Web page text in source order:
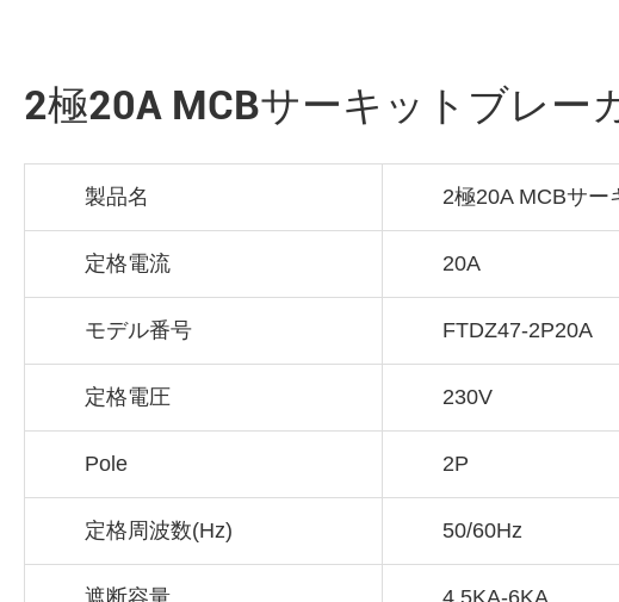
2極20A MCBサーキットブレー
製品名 2極20A MCBサー
定格電流 20A
モデル番号 FTDZ47-2P20A
定格電圧 230V
Pole 2P
定格周波数(Hz) 50/60Hz